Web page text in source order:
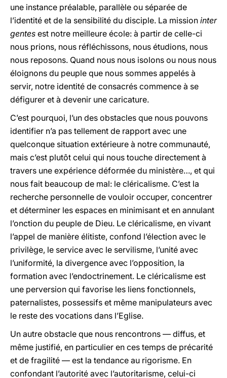
une instance préalable, parallèle ou séparée de
l’identité et de la sensibilité du disciple. La mission inter
gentes est notre meilleure école: à partir de celle-ci
nous prions, nous réfléchissons, nous étudions, nous
nous reposons. Quand nous nous isolons ou nous nous
éloignons du peuple que nous sommes appelés à
servir, notre identité de consacrés commence à se
défigurer et à devenir une caricature.
C’est pourquoi, l’un des obstacles que nous pouvons
identifier n’a pas tellement de rapport avec une
quelconque situation extérieure à notre communauté,
mais c’est plutôt celui qui nous touche directement à
travers une expérience déformée du ministère…, et qui
nous fait beaucoup de mal: le cléricalisme. C’est la
recherche personnelle de vouloir occuper, concentrer
et déterminer les espaces en minimisant et en annulant
l’onction du peuple de Dieu. Le cléricalisme, en vivant
l’appel de manière élitiste, confond l’élection avec le
privilège, le service avec le servilisme, l’unité avec
l’uniformité, la divergence avec l’opposition, la
formation avec l’endoctrinement. Le cléricalisme est
une perversion qui favorise les liens fonctionnels,
paternalistes, possessifs et même manipulateurs avec
le reste des vocations dans l’Eglise.
Un autre obstacle que nous rencontrons — diffus, et
même justifié, en particulier en ces temps de précarité
et de fragilité — est la tendance au rigorisme. En
confondant l’autorité avec l’autoritarisme, celui-ci